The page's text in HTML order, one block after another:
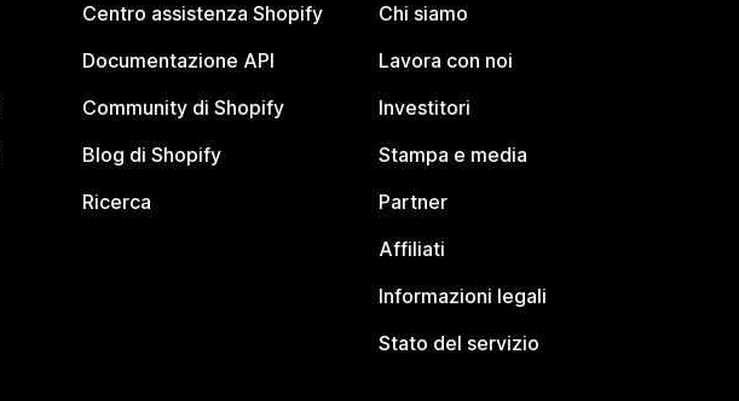
Centro assistenza Shopify
Documentazione API
Community di Shopify
Blog di Shopify
Ricerca
Chi siamo
Lavora con noi
Investitori
Stampa e media
Partner
Affiliati
Informazioni legali
Stato del servizio